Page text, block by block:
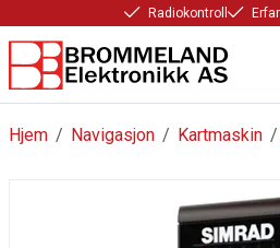
Radiokontroll
/
Hjem /
Navigasjon /
Kartmaskin